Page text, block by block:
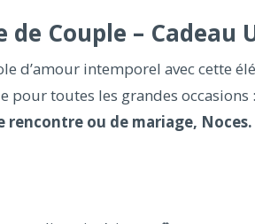
de Couple – Cadeau
d’amour intemporel avec cette
pour toutes les grandes occasions :
rencontre ou de mariage, Noces.